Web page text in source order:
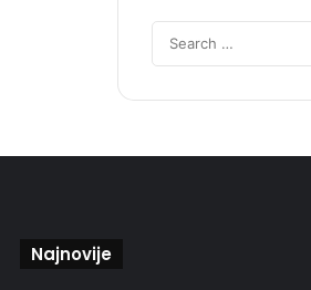
Najnovije